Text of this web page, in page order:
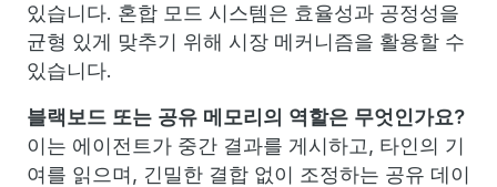
있습니다. 혼합 모드 시스템은 효율성과 공정성을
균형 있게 맞추기 위해 시장 메커니즘을 활용할 수
있습니다.
블랙보드 또는 공유 메모리의 역할은 무엇인가요?
이는 에이전트가 중간 결과를 게시하고, 타인의 기
여를 읽으며, 긴밀한 결합 없이 조정하는 공유 데이